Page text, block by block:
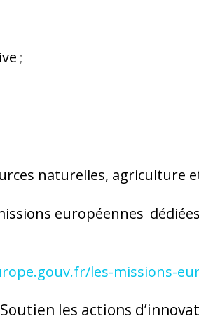
;
naturelles, agriculture
européennes
les-missions-
Soutien les actions